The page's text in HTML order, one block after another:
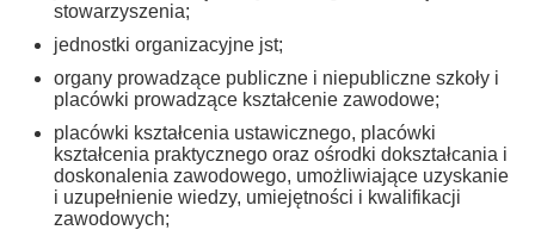
stowarzyszenia;
jednostki organizacyjne jst;
organy prowadzące publiczne i niepubliczne szkoły i
placówki prowadzące kształcenie zawodowe;
placówki kształcenia ustawicznego, placówki
kształcenia praktycznego oraz ośrodki dokształcania i
doskonalenia zawodowego, umożliwiające uzyskanie
i uzupełnienie wiedzy, umiejętności i kwalifikacji
zawodowych;